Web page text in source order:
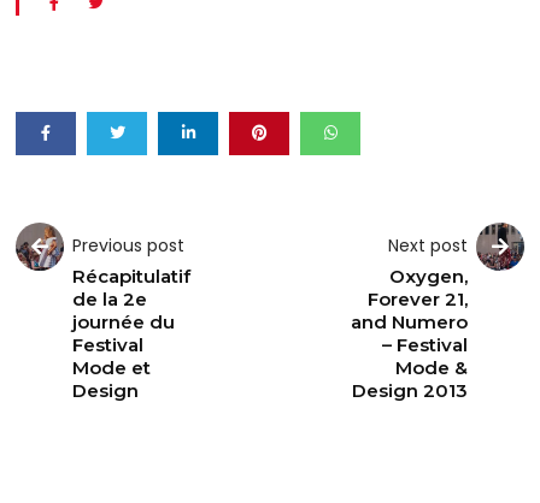
Previous post
Récapitulatif
de la 2e
journée du
Festival
Mode et
Design
Next post
Oxygen,
Forever 21,
and Numero
– Festival
Mode &
Design 2013